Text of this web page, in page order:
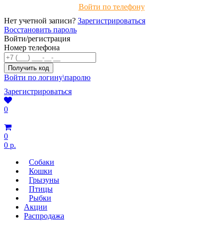
Войти по телефону
Нет учетной записи? Зарегистрироваться
Восстановить пароль
Войти/регистрация
Номер телефона
Войти по логину\паролю
Зарегистрироваться
0
0
0 р.
Собаки
Кошки
Грызуны
Птицы
Рыбки
Акции
Распродажа